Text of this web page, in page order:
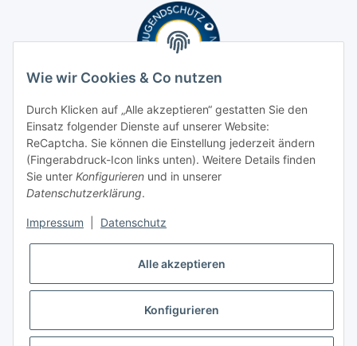
Wie wir Cookies & Co nutzen
Durch Klicken auf „Alle akzeptieren“ gestatten Sie den
Einsatz folgender Dienste auf unserer Website:
ReCaptcha. Sie können die Einstellung jederzeit ändern
(Fingerabdruck-Icon links unten). Weitere Details finden
Sie unter Konfigurieren und in unserer
Datenschutzerklärung.
Impressum Datenschutz
Alle akzeptieren
Konfigurieren